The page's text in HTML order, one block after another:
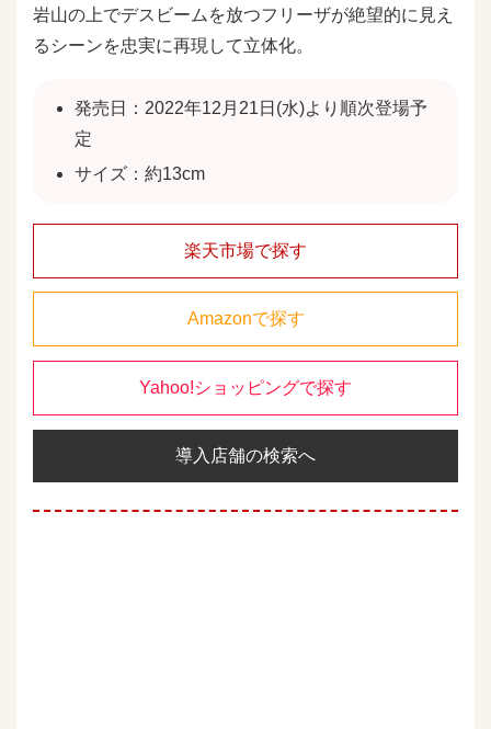
岩山の上でデスビームを放つフリーザが絶望的に見え
るシーンを忠実に再現して立体化。
発売日：2022年12月21日(水)より順次登場予
定
サイズ：約13cm
楽天市場で探す
Amazonで探す
Yahoo!ショッピングで探す
導入店舗の検索へ